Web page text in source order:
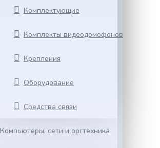
Комплектующие
Комплекты видеодомофонов
Крепления
Оборудование
Средства связи
Компьютеры, сети и оргтехника